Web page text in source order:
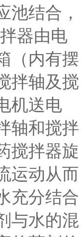
池结合，
器由电
（内有摆
拌轴及搅
机送电
轴和搅拌
搅拌器旋
运动从而
充分结合
与水的混